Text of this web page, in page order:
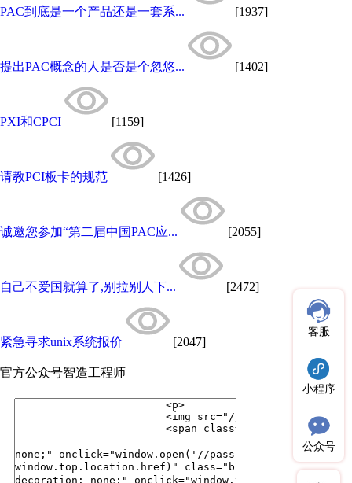
PAC到底是一个产品还是一套系... [1937]
提出PAC概念的人是否是个忽悠... [1402]
PXI和CPCI [1159]
请教PCI板卡的规范 [1426]
诚邀您参加“第二届中国PAC应... [2055]
自己不爱国就算了,别拉别人下... [2472]
紧急寻求unix系统报价 [2047]
官方公众号智造工程师
客服
小程序
公众号